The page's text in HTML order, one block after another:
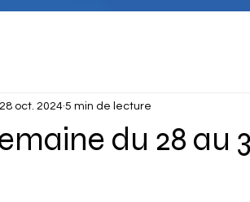
du 28 au
28 oct. 2024 5 min de lecture